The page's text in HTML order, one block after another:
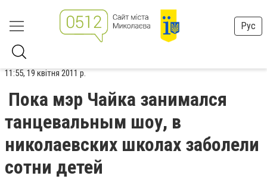
Рус
11:55, 19 квітня 2011 р.
Пока мэр Чайка занимался
танцевальным шоу, в
николаевских школах заболели
сотни детей